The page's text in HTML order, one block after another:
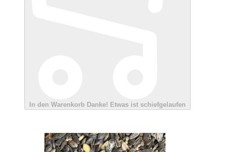
In den Warenkorb Danke! Etwas ist schiefgelaufen